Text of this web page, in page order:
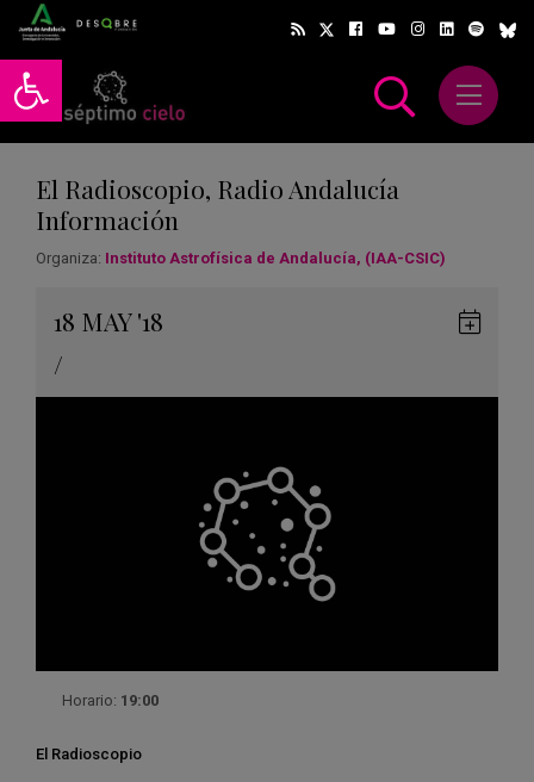
Abrir barra de herramientas
Abrir
El Radioscopio, Radio Andalucía
Información
Organiza: Instituto Astrofísica de Andalucía, (IAA-CSIC)
18 MAY'18
/
Horario: 19:00
El Radioscopio